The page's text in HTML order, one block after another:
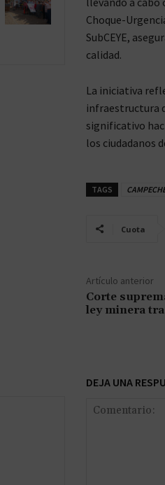
Choque-
SubCEYE,
calidad.
La iniciativa
infraestructura
significativo
los ciudadanos
TAGS
Cuota
Artículo anterior
Corte
ley minera
DEJA UNA